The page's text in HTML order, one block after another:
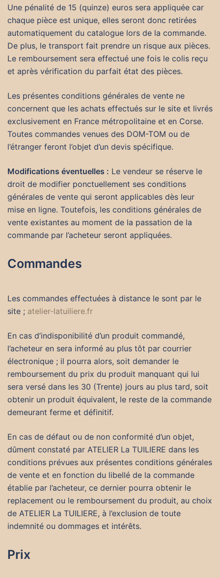
Une pénalité de 15 (quinze) euros sera appliquée car
chaque pièce est unique, elles seront donc retirées
automatiquement du catalogue lors de la commande.
De plus, le transport fait prendre un risque aux pièces.
Le remboursement sera effectué une fois le colis reçu
et après vérification du parfait état des pièces.
Les présentes conditions générales de vente ne
concernent que les achats effectués sur le site et livrés
exclusivement en France métropolitaine et en Corse.
Toutes commandes venues des DOM-TOM ou de
l’étranger feront l’objet d’un devis spécifique.
Modifications éventuelles : Le vendeur se réserve le
droit de modifier ponctuellement ses conditions
générales de vente qui seront applicables dès leur
mise en ligne. Toutefois, les conditions générales de
vente existantes au moment de la passation de la
commande par l’acheteur seront appliquées.
Commandes
Les commandes effectuées à distance le sont par le
site ; atelier-latuiliere.fr
En cas d’indisponibilité d’un produit commandé,
l’acheteur en sera informé au plus tôt par courrier
électronique ; il pourra alors, soit demander le
remboursement du prix du produit manquant qui lui
sera versé dans les 30 (Trente) jours au plus tard, soit
obtenir un produit équivalent, le reste de la commande
demeurant ferme et définitif.
En cas de défaut ou de non conformité d’un objet,
dûment constaté par ATELIER La TUILIERE dans les
conditions prévues aux présentes conditions générales
de vente et en fonction du libellé de la commande
établie par l’acheteur, ce dernier pourra obtenir le
replacement ou le remboursement du produit, au choix
de ATELIER La TUILIERE, à l’exclusion de toute
indemnité ou dommages et intérêts.
Prix